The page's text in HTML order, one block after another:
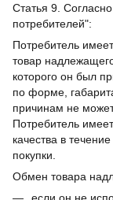
Статья 9.
потребителей":
Потребитель
товар
которого он был
по форме,
причинам не
Потребитель
качества в
покупки.
Обмен товара